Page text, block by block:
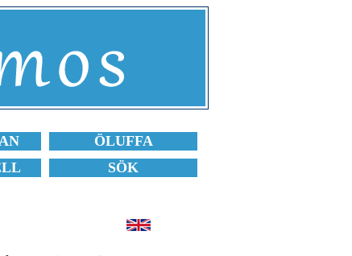
ÖLUFFA
SÖK